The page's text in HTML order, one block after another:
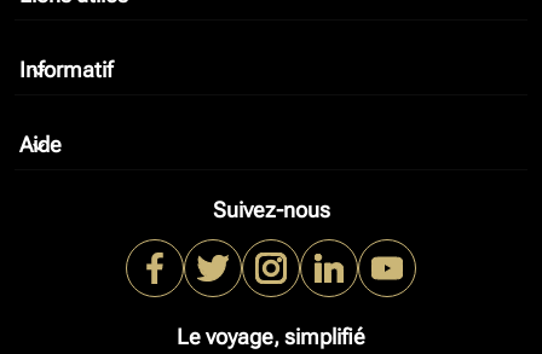
Informatif
keyboard_arrow_down
Aide
keyboard_arrow_down
Suivez-nous
Le voyage, simplifié